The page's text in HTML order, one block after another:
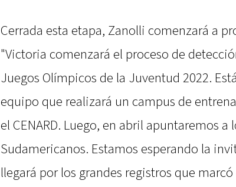
Cerrada esta etapa, Zanolli comenzará a
"Victoria comenzará el proceso de
Juegos Olímpicos de la Juventud 2022.
equipo que realizará un campus de
el CENARD. Luego, en abril apuntaremos a
Sudamericanos. Estamos esperando la
llegará por los grandes registros que